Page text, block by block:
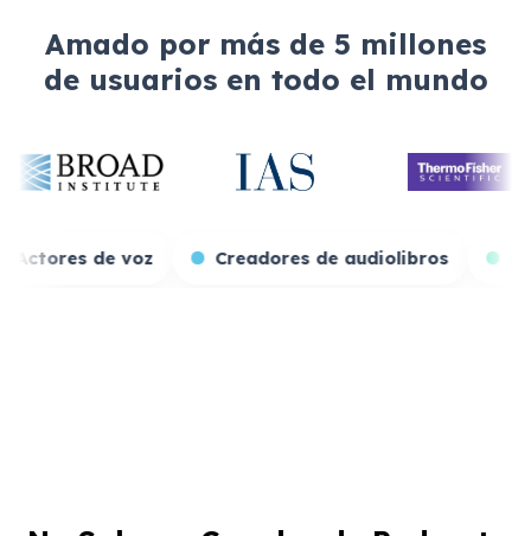
Amado por más de 5 millones
de usuarios en todo el mundo
juegos Actores de voz Creadores de